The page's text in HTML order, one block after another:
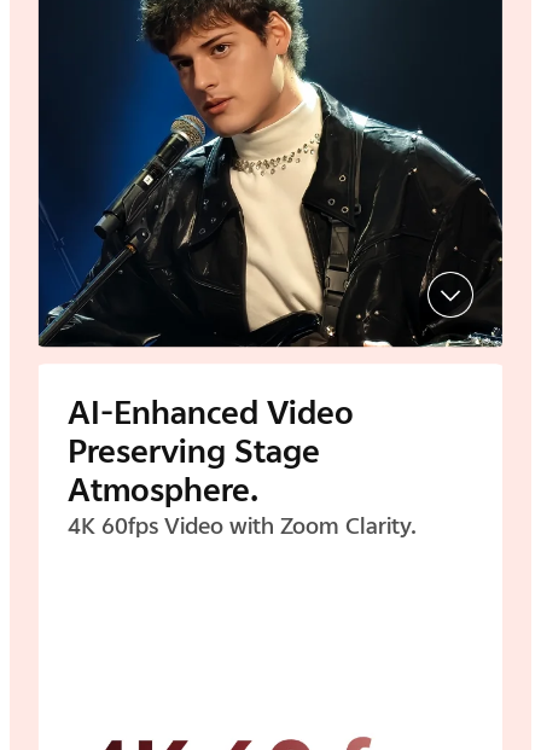
AI-Enhanced Video
Preserving Stage
Atmosphere.
4K 60fps Video with Zoom Clarity.